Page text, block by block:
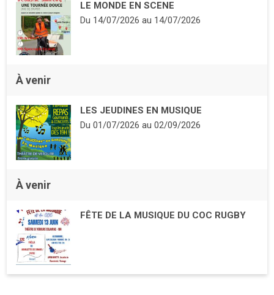
LE MONDE EN SCENE
Du 14/07/2026au 14/07/2026
À venir
LES JEUDINES EN MUSIQUE
Du 01/07/2026au 02/09/2026
À venir
FÊTE DE LA MUSIQUE DU COC RUGBY